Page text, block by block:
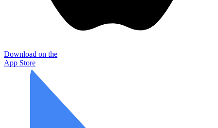
Download on the
App Store